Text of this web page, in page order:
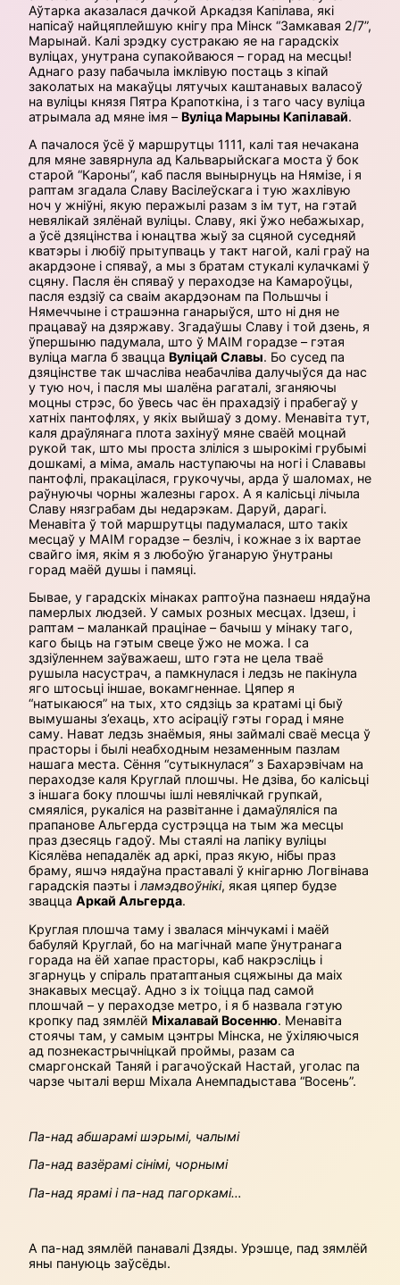
Аўтарка аказалася дачкой Аркадзя Капілава, які
напісаў найцяплейшую кнігу пра Мінск “Замкавая 2/7”,
Марынай. Калі зрэдку сустракаю яе на гарадскіх
вуліцах, унутрана супакойваюся – горад на месцы!
Аднаго разу пабачыла імклівую постаць з кіпай
заколатых на макаўцы лятучых каштанавых валасоў
на вуліцы князя Пятра Крапоткіна, і з таго часу вуліца
атрымала ад мяне імя –Вуліца Марыны Капілавай.
А пачалося ўсё ў маршрутцы 1111, калі тая нечакана
для мяне завярнула ад Кальварыйскага моста ў бок
старой “Кароны”, каб пасля вынырнуць на Нямізе, і я
раптам згадала Славу Васілеўскага і тую жахлівую
ноч у жніўні, якую перажылі разам з ім тут, на гэтай
невялікай зялёнай вуліцы. Славу, які ўжо небажыхар,
а ўсё дзяцінства і юнацтва жыў за сцяной суседняй
кватэры і любіў прытупваць у такт нагой, калі граў на
акардэоне і спяваў, а мы з братам стукалі кулачкамі ў
сцяну. Пасля ён спяваў у пераходзе на Камароўцы,
пасля ездзіў са сваім акардэонам па Польшчы і
Нямеччыне і страшэнна ганарыўся, што ні дня не
працаваў на дзяржаву. Згадаўшы Славу і той дзень, я
ўпершыню падумала, што ў МАІМ горадзе – гэтая
вуліца магла б звацца Вуліцай Славы. Бо сусед па
дзяцінстве так шчасліва неабачліва далучыўся да нас
у тую ноч, і пасля мы шалёна рагаталі, зганяючы
моцны стрэс, бо ўвесь час ён прахадзіў і прабегаў у
хатніх пантофлях, у якіх выйшаў з дому. Менавіта тут,
каля драўлянага плота захінуў мяне сваёй моцнай
рукой так, што мы проста зліліся з шырокімі грубымі
дошкамі, а міма, амаль наступаючы на ногі і Слававы
пантофлі, пракацілася, грукочучы, арда ў шаломах, не
раўнуючы чорны жалезны гарох. А я калісьці лічыла
Славу нязграбам ды недарэкам. Даруй, дарагі.
Менавіта ў той маршрутцы падумалася, што такіх
месцаў у МАІМ горадзе – безліч, і кожнае з іх вартае
свайго імя, якім я з любоўю ўганарую ўнутраны
горад маёй душы і памяці.
Бывае, у гарадскіх мінаках раптоўна пазнаеш нядаўна
памерлых людзей. У самых розных месцах. Ідзеш, і
раптам – маланкай працінае – бачыш у мінаку таго,
каго быць на гэтым свеце ўжо не можа. І са
здзіўленнем заўважаеш, што гэта не цела тваё
рушыла насустрач, а памкнулася і ледзь не пакінула
яго штосьці іншае, вокамгненнае. Цяпер я
“натыкаюся” на тых, хто сядзіць за кратамі ці быў
вымушаны з’ехаць, хто асіраціў гэты горад і мяне
саму. Нават ледзь знаёмыя, яны займалі сваё месца ў
прасторы і былі неабходным незаменным пазлам
нашага места. Сёння “сутыкнулася” з Бахарэвічам на
пераходзе каля Круглай плошчы. Не дзіва, бо калісьці
з іншага боку плошчы ішлі невялічкай групкай,
смяяліся, рукаліся на развітанне і дамаўляліся па
прапанове Альгерда сустрэцца на тым жа месцы
праз дзесяць гадоў. Мы стаялі на лапіку вуліцы
Кісялёва непадалёк ад аркі, праз якую, нібы праз
браму, яшчэ нядаўна праставалі ў кнігарню Логвінава
гарадскія паэты і ламэдвоўнікі, якая цяпер будзе
звацца Аркай Альгерда.
Круглая плошча таму і звалася мінчукамі і маёй
бабуляй Круглай, бо на магічнай мапе ўнутранага
горада на ёй хапае прасторы, каб накрэсліць і
згарнуць у спіраль пратаптаныя сцяжыны да маіх
знакавых месцаў. Адно з іх тоіцца пад самой
плошчай – у пераходзе метро, і я б назвала гэтую
кропку пад зямлёй Міхалавай Восенню. Менавіта
стоячы там, у самым цэнтры Мінска, не ўхіляючыся
ад познекастрычніцкай проймы, разам са
смаргонскай Таняй і рагачоўскай Настай, уголас па
чарзе чыталі верш Міхала Анемпадыстава “Восень”.
Па-над абшарамі шэрымі, чалымі
Па-над вазёрамі сінімі, чорнымі
Па-над ярамі і па-над пагоркамі…
А па-над зямлёй панавалі Дзяды. Урэшце, пад зямлёй
яны пануюць заўсёды.